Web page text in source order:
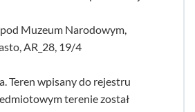
Muzeum Narodowym,
AR_28, 19/4
Teren wpisany do rejestru
terenie został